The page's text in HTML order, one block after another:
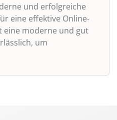
und erfolgreiche
eine effektive Online-
eine moderne und gut
um